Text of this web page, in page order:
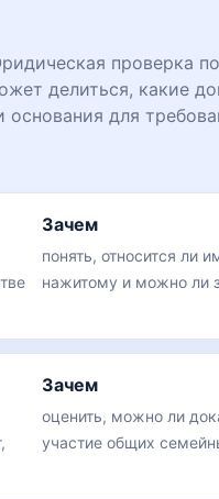
проверка
делиться, какие
основания для
Зачем
понять, относится ли
нажитому и можно ли
Зачем
оценить, можно ли
участие общих